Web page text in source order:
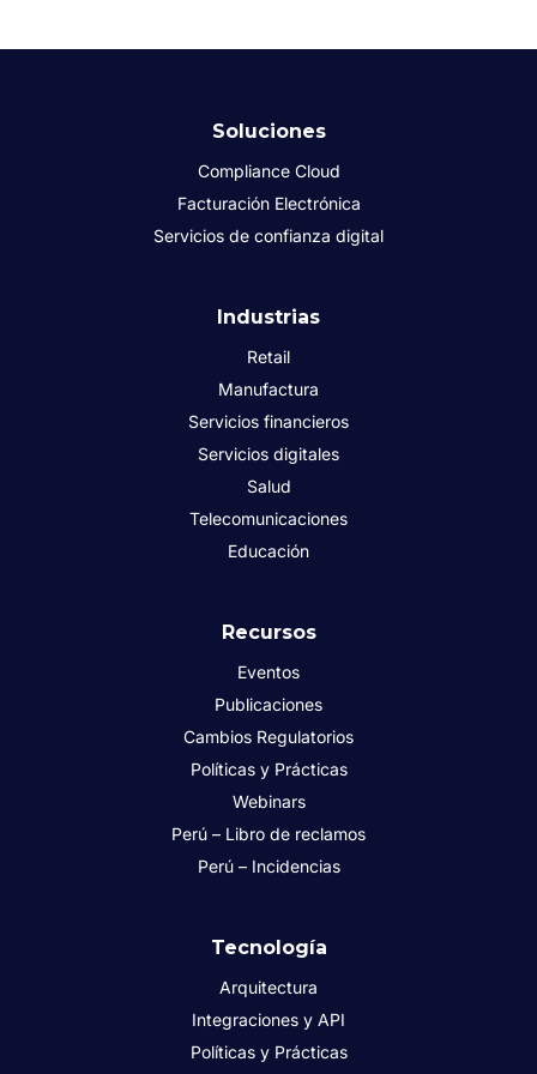
Soluciones
Compliance Cloud
Facturación Electrónica
Servicios de confianza digital
Industrias
Retail
Manufactura
Servicios financieros
Servicios digitales
Salud
Telecomunicaciones
Educación
Recursos
Eventos
Publicaciones
Cambios Regulatorios
Políticas y Prácticas
Webinars
Perú – Libro de reclamos
Perú – Incidencias
Tecnología
Arquitectura
Integraciones y API
Políticas y Prácticas